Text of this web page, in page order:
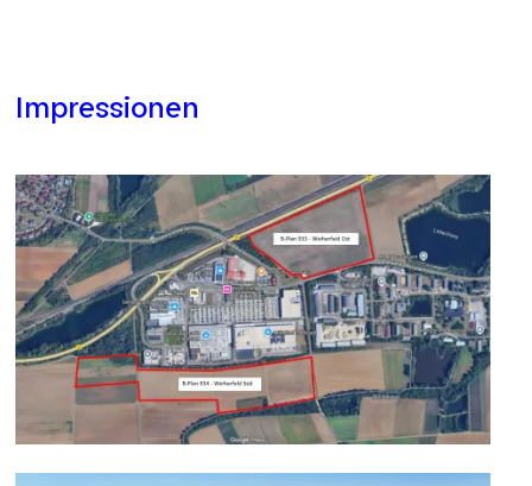
Impressionen